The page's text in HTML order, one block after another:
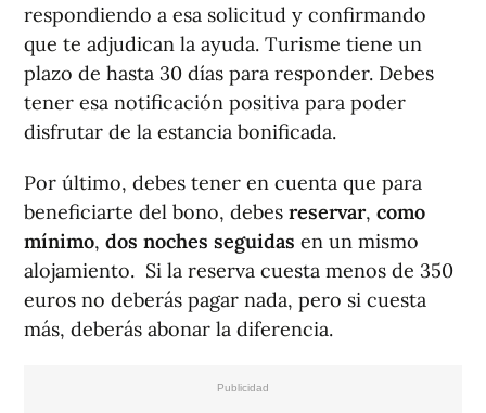
respondiendo a esa solicitud y confirmando
que te adjudican la ayuda. Turisme tiene un
plazo de hasta 30 días para responder. Debes
tener esa notificación positiva para poder
disfrutar de la estancia bonificada.
Por último, debes tener en cuenta que para
beneficiarte del bono, debes reservar, como
mínimo, dos noches seguidas en un mismo
alojamiento. Si la reserva cuesta menos de 350
euros no deberás pagar nada, pero si cuesta
más, deberás abonar la diferencia.